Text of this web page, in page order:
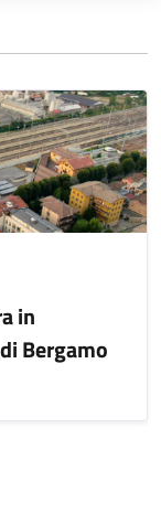
in
Bergamo